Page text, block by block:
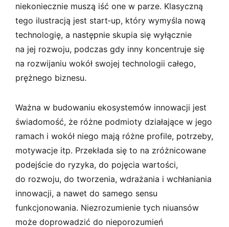
niekoniecznie muszą iść one w parze. Klasyczną
tego ilustracją jest start‑up, który wymyśla nową
technologię, a następnie skupia się wyłącznie
na jej rozwoju, podczas gdy inny koncentruje się
na rozwijaniu wokół swojej technologii całego,
prężnego biznesu.
Ważna w budowaniu ekosystemów innowacji jest
świadomość, że różne podmioty działające w jego
ramach i wokół niego mają różne profile, potrzeby,
motywacje itp. Przekłada się to na zróżnicowane
podejście do ryzyka, do pojęcia wartości,
do rozwoju, do tworzenia, wdrażania i wchłaniania
innowacji, a nawet do samego sensu
funkcjonowania. Niezrozumienie tych niuansów
może doprowadzić do nieporozumień